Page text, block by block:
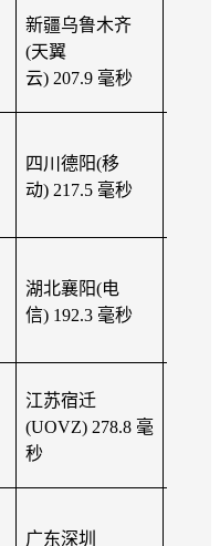
新疆乌鲁木齐
(天翼
云) 207.9 毫秒
四川德阳(移
动) 217.5 毫秒
湖北襄阳(电
信) 192.3 毫秒
江苏宿迁
(UOVZ) 278.8 毫
秒
广东深圳